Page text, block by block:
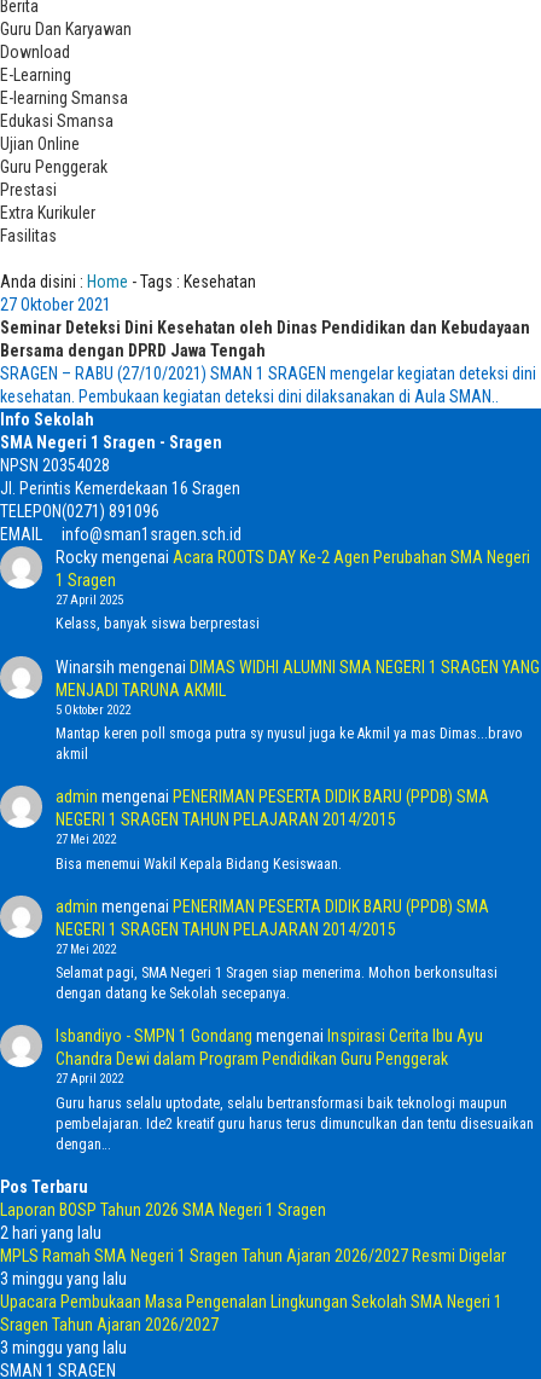
Berita
Guru Dan Karyawan
Download
E-Learning
E-learning Smansa
Edukasi Smansa
Ujian Online
Guru Penggerak
Prestasi
Extra Kurikuler
Fasilitas
Anda disini : Home -Tags : Kesehatan
27 Oktober 2021
Seminar Deteksi Dini Kesehatan oleh Dinas Pendidikan dan Kebudayaan
Bersama dengan DPRD Jawa Tengah
SRAGEN – RABU (27/10/2021) SMAN 1 SRAGEN mengelar kegiatan deteksi dini
kesehatan. Pembukaan kegiatan deteksi dini dilaksanakan di Aula SMAN..
Info Sekolah
SMA Negeri 1 Sragen - Sragen
NPSN 20354028
Jl. Perintis Kemerdekaan 16 Sragen
TELEPON(0271) 891096
EMAIL
info@sman1sragen.sch.id
Rockymengenai Acara ROOTS DAY Ke-2 Agen Perubahan SMA Negeri
1 Sragen
27 April 2025
Kelass, banyak siswa berprestasi
Winarsih mengenai DIMAS WIDHI ALUMNI SMA NEGERI 1 SRAGEN YANG
MENJADI TARUNA AKMIL
5 Oktober 2022
Mantap keren poll smoga putra sy nyusul juga ke Akmil ya mas Dimas...bravo
akmil
admin mengenai PENERIMAN PESERTA DIDIK BARU (PPDB) SMA
NEGERI 1 SRAGEN TAHUN PELAJARAN 2014/2015
27 Mei 2022
Bisa menemui Wakil Kepala Bidang Kesiswaan.
admin mengenai PENERIMAN PESERTA DIDIK BARU (PPDB) SMA
NEGERI 1 SRAGEN TAHUN PELAJARAN 2014/2015
27 Mei 2022
Selamat pagi, SMA Negeri 1 Sragen siap menerima. Mohon berkonsultasi
dengan datang ke Sekolah secepanya.
Isbandiyo - SMPN 1 Gondang mengenai Inspirasi Cerita Ibu Ayu
Chandra Dewi dalam Program Pendidikan Guru Penggerak
27 April 2022
Guru harus selalu uptodate, selalu bertransformasi baik teknologi maupun
pembelajaran. Ide2 kreatif guru harus terus dimunculkan dan tentu disesuaikan
dengan…
Pos Terbaru
Laporan BOSP Tahun 2026 SMA Negeri 1 Sragen
2 hari yang lalu
MPLS Ramah SMA Negeri 1 Sragen Tahun Ajaran 2026/2027 Resmi Digelar
3 minggu yang lalu
Upacara Pembukaan Masa Pengenalan Lingkungan Sekolah SMA Negeri 1
Sragen Tahun Ajaran 2026/2027
3 minggu yang lalu
SMAN 1 SRAGEN